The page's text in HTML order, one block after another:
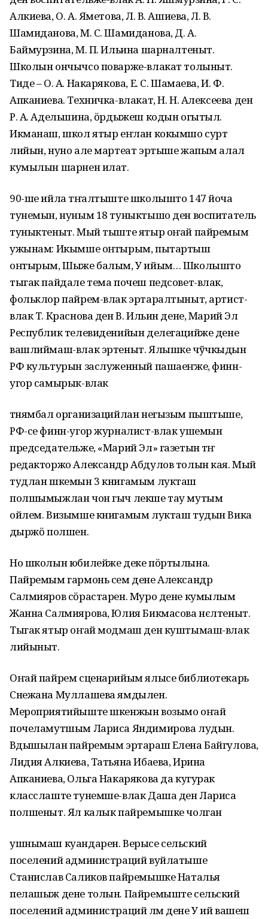
Алкиева, О. А. Яметова, Л. В. Ашиева, Л. В.
Шамиданова, М. С. Шамиданова, Д. А.
Баймурзина, М. П. Ильина шарналтеныт.
Школын ончычсо поварже-влакат толыныт.
Тиде – О. А. Накарякова, Е. С. Шамаева, И. Ф.
Апканиева. Техничка-влакат, Н. Н. Алексеева ден
Р. А. Адельшина, ӧрдыжеш кодын огытыл.
Икманаш, школ ятыр еҥлан кокымшо сурт
лийын, нуно але мартеат эртыше жапым алал
кумылын шарнен илат.
90-ше ийла тӱҥалтыште школышто 147 йоча
тунемын, нуным 18 туныктышо ден воспитатель
туныктеныт. Мый тыште ятыр оҥай пайремым
ужынам: Икымше оҥгырым, пытартыш
оҥгырым, Шыже балым, У ийым… Школышто
тыгак пайдале тема почеш педсовет-влак,
фольклор пайрем-влак эртаралтыныт, артист-
влак Т. Краснова ден В. Ильин дене, Марий Эл
Республик телевиденийын делегацийже дене
вашлиймаш-влак эртеныт. Ялышке чўчкыдын
РФ культурын заслуженный пашаеҥже, финн-
угор самырык-влак
тӱнямбал организацийлан негызым пыштыше,
РФ-се финн-угор журналист-влак ушемын
председательже, «Марий Эл» газетын тӱҥ
редакторжо Александр Абдулов толын кая. Мый
тудлан шкемын 3 книгамым лукташ
полшымыжлан чон гыч лекше тау мутым
ойлем. Визымше книгамым лукташ тудын Вика
ӱдыржӧ полшен.
Но школын юбилейже деке пӧртылына.
Пайремым гармонь сем дене Александр
Салмияров сӧрастарен. Муро дене кумылым
Жанна Салмиярова, Юлия Бикмасова нєлтеныт.
Тыгак ятыр оҥай модмаш ден куштымаш-влак
лийыныт.
Оҥай пайрем сценарийым ялысе библиотекарь
Снежана Муллашева ямдылен.
Мероприятийыште шкенжын возымо оҥай
почеламутшым Лариса Яндимирова лудын.
Вӱдышылан пайремым эртараш Елена Байгулова,
Лидия Алкиева, Татьяна Ибаева, Ирина
Апканиева, Ольга Накарякова да кугурак
класслаште тунемше-влак Даша ден Лариса
полшеныт. Ял калык пайремышке чолган
ушнымаш куандарен. Верысе сельский
поселений администраций вуйлатыше
Станислав Саликов пайремышке Наталья
пелашыж дене толын. Пайремыште сельский
поселений администраций лӱм дене У ий вашеш